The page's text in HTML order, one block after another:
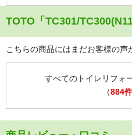
TOTO「TC301/
こちらの商品にはまだお客様の声
すべてのトイレリフォ
（884件